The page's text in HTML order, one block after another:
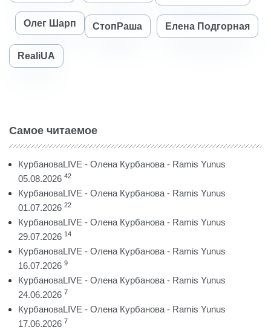
Олег Шарп СтопРаша Елена Подгорная
RealiUA
Самое читаемое
КурбановаLIVE - Олена Курбанова - Ramis Yunus
05.08.2026 42
КурбановаLIVE - Олена Курбанова - Ramis Yunus
01.07.2026 22
КурбановаLIVE - Олена Курбанова - Ramis Yunus
29.07.2026 14
КурбановаLIVE - Олена Курбанова - Ramis Yunus
16.07.2026 9
КурбановаLIVE - Олена Курбанова - Ramis Yunus
24.06.2026 7
КурбановаLIVE - Олена Курбанова - Ramis Yunus
17.06.2026 7